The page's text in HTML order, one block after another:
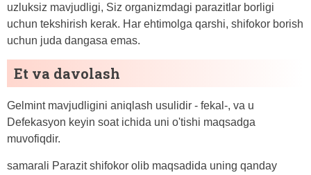
uzluksiz mavjudligi, Siz organizmdagi parazitlar borligi
uchun tekshirish kerak. Har ehtimolga qarshi, shifokor borish
uchun juda dangasa emas.
Et va davolash
Gelmint mavjudligini aniqlash usulidir - fekal-, va u
Defekasyon keyin soat ichida uni o'tishi maqsadga
muvofiqdir.
samarali Parazit shifokor olib maqsadida uning qanday